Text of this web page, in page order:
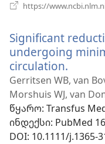
https://
Significant
undergoing
circulation.
ახალი
Gerritsen WB, van
Morshuis WJ, van
წყარო‎: Transfus
ინდექსი‎: PubMed
DOI‎: 10.1111/j.1365-